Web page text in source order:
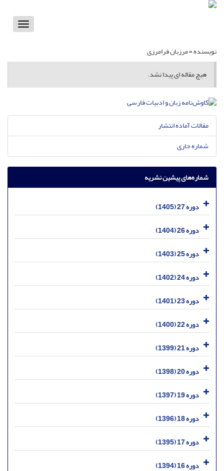
Toggle
نویسنده =مرزبان فرامرزی
هیچ مقاله ای پیدا نشد.
مقالات آماده انتشار
شماره جاری
شماره‌های پیشین نشریه
دوره 27 (1405)
دوره 26 (1404)
دوره 25 (1403)
دوره 24 (1402)
دوره 23 (1401)
دوره 22 (1400)
دوره 21 (1399)
دوره 20 (1398)
دوره 19 (1397)
دوره 18 (1396)
دوره 17 (1395)
دوره 16 (1394)